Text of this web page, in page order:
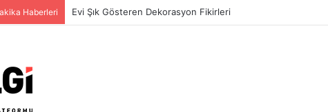
Haberleri Üniversite Öğrencileri İçin Ekonomik Tatil Rehberi